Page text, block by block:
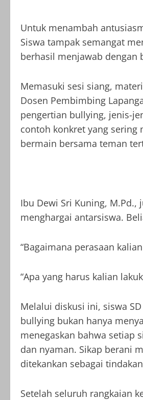
Untuk menambah
Siswa tampak semangat
berhasil menjawab dengan
Memasuki sesi siang,
Dosen Pembimbing
pengertian bullying, jenis-
contoh konkret yang sering
bermain bersama teman
Ibu Dewi Sri Kuning,
menghargai antarsiswa.
“Bagaimana perasaan
“Apa yang harus kalian
Melalui diskusi ini, siswa
bullying bukan hanya
menegaskan bahwa setiap
dan nyaman. Sikap berani
ditekankan sebagai
Setelah seluruh rangkaian